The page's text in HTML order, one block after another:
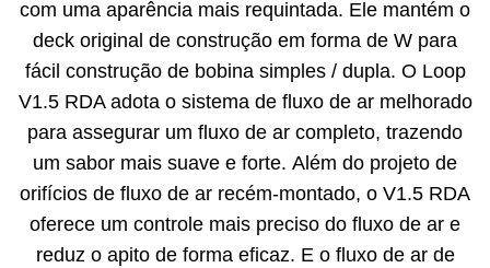
com uma aparência mais requintada. Ele mantém o
deck original de construção em forma de W para
fácil construção de bobina simples / dupla. O Loop
V1.5 RDA adota o sistema de fluxo de ar melhorado
para assegurar um fluxo de ar completo, trazendo
um sabor mais suave e forte. Além do projeto de
orifícios de fluxo de ar recém-montado, o V1.5 RDA
oferece um controle mais preciso do fluxo de ar e
reduz o apito de forma eficaz. E o fluxo de ar de